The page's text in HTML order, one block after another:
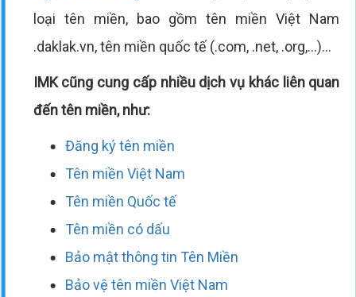
loại tên miền, bao gồm tên miền Việt Nam
.daklak.vn, tên miền quốc tế (.com, .net, .org,...)...
IMK cũng cung cấp nhiều dịch vụ khác liên quan
đến tên miền, như:
Đăng ký tên miền
Tên miền Việt Nam
Tên miền Quốc tế
Tên miền có dấu
Bảo mật thông tin Tên Miền
Bảo vệ tên miền Việt Nam